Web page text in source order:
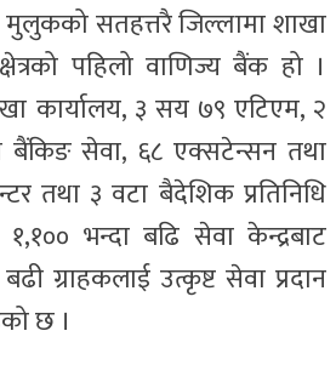
सतहत्तरै जिल्लामा शाखा
पहिलो वाणिज्य बैंक हो ।
कार्यालय, ३ सय ७९ एटिएम, २
सेवा, ६८ एक्सटेन्सन तथा
तथा ३ वटा बैदेशिक प्रतिनिधि
भन्दा बढि सेवा केन्द्रबाट
ग्राहकलाई उत्कृष्ट सेवा प्रदान
छ ।